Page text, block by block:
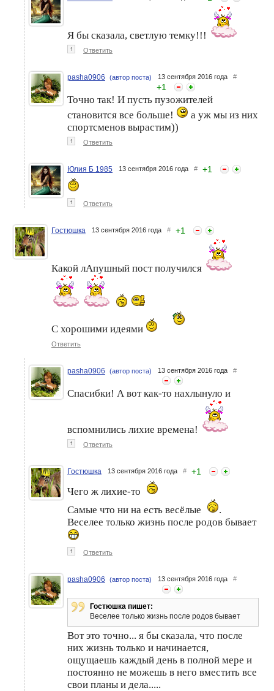
Я бы сказала, светлую темку!!!
↑ Ответить
pasha0906 (автор поста) 13 сентября 2016 года #
+1
Точно так! И пусть пузожителей
становится все больше!
а уж мы из них
спортсменов вырастим))
↑ Ответить
Юлия Б 1985 13 сентября 2016 года # +1
↑ Ответить
Гостюшка 13 сентября 2016 года # +1
Какой лАпушный пост получился
С хорошими идеями
Ответить
pasha0906 (автор поста) 13 сентября 2016 года #
Спасибки! А вот как-то нахлынуло и
вспомнились лихие времена!
↑ Ответить
Гостюшка 13 сентября 2016 года # +1
Чего ж лихие-то
Самые что ни на есть весёлые
.
Веселее только жизнь после родов бывает
↑ Ответить
pasha0906 (автор поста) 13 сентября 2016 года #
Гостюшка пишет:
Веселее только жизнь после родов бывает
Вот это точно... я бы сказала, что после
них жизнь только и начинается,
ощущаешь каждый день в полной мере и
постоянно не можешь в него вместить все
свои планы и дела.....